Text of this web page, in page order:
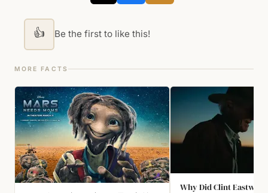
👍 Be the first to like this!
MORE FACTS
Why Did Clint